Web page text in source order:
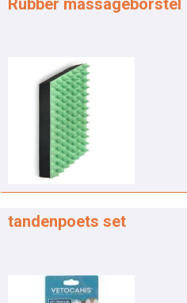
tandenpoets set